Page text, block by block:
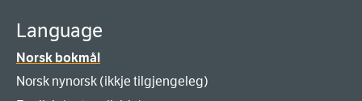
Language
Norsk bokmål
Norsk nynorsk (ikkje tilgjengeleg)